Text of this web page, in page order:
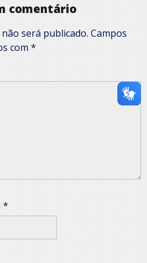
comentário
será publicado. Campos
com *
*